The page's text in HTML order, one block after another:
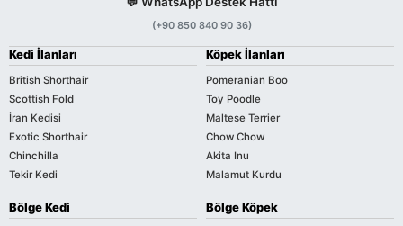
(+90 850 840 90 36)
Kedi İlanları
British Shorthair
Scottish Fold
İran Kedisi
Exotic Shorthair
Chinchilla
Tekir Kedi
Köpek İlanları
Pomeranian Boo
Toy Poodle
Maltese Terrier
Chow Chow
Akita Inu
Malamut Kurdu
Bölge Kedi Bölge Köpek